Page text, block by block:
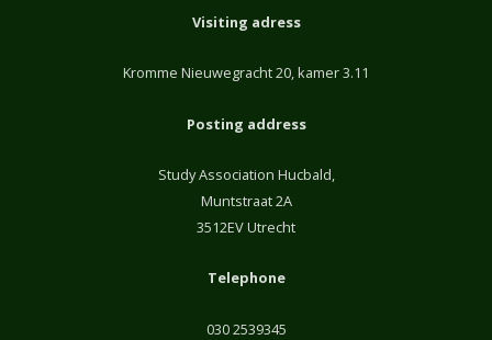
Visiting adress
Kromme Nieuwegracht 20, kamer 3.11
Posting address
Study Association Hucbald,
Muntstraat 2A
3512EV Utrecht
Telephone
030 2539345